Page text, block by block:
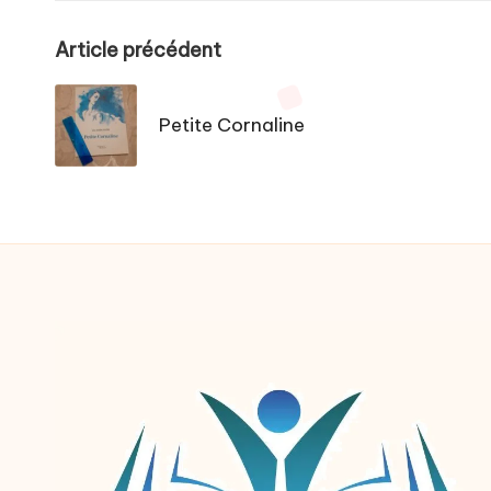
Post
navigation
Article précédent
Petite Cornaline